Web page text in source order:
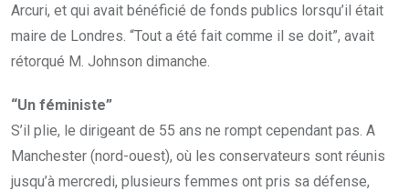
Arcuri, et qui avait bénéficié de fonds publics lorsqu’il était
maire de Londres. “Tout a été fait comme il se doit”, avait
rétorqué M. Johnson dimanche.
“Un féministe”
S’il plie, le dirigeant de 55 ans ne rompt cependant pas. A
Manchester (nord-ouest), où les conservateurs sont réunis
jusqu’à mercredi, plusieurs femmes ont pris sa défense,